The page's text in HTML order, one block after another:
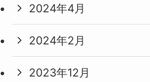
2024年4月
2024年2月
2023年12月